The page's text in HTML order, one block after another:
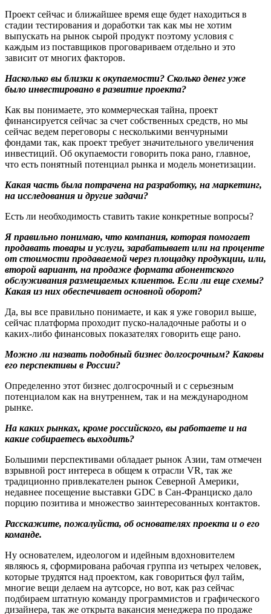
Проект сейчас и ближайшее время еще будет находиться в
стадии тестирования и доработки так как мы не хотим
выпускать на рынок сырой продукт поэтому условия с
каждым из поставщиков проговариваем отдельно и это
зависит от многих факторов.
Насколько вы близки к окупаемости? Сколько денег уже
было инвестировано в развитие проекта?
Как вы понимаете, это коммерческая тайна, проект
финансируется сейчас за счет собственных средств, но мы
сейчас ведем переговоры с несколькими венчурными
фондами так, как проект требует значительного увеличения
инвестиций. Об окупаемости говорить пока рано, главное,
что есть понятный потенциал рынка и модель монетизации.
Какая часть была потрачена на разработку, на маркетинг,
на исследования и другие задачи?
Есть ли необходимость ставить такие конкретные вопросы?
Я правильно понимаю, что компания, которая помогает
продавать товары и услуги, зарабатывает или на проценте
от стоимости продаваемой через площадку продукции, или,
второй вариант, на продаже формата абонентского
обслуживания размещаемых клиентов. Если ли еще схемы?
Какая из них обеспечивает основной оборот?
Да, вы все правильно понимаете, и как я уже говорил выше,
сейчас платформа проходит пуско-наладочные работы и о
каких-либо финансовых показателях говорить еще рано.
Можно ли назвать подобный бизнес долгосрочным? Каковы
его перспективы в России?
Определенно этот бизнес долгосрочный и с серьезным
потенциалом как на внутреннем, так и на международном
рынке.
На каких рынках, кроме российского, вы работаете и на
какие собираетесь выходить?
Большими перспективами обладает рынок Азии, там отмечен
взрывной рост интереса в общем к отрасли VR, так же
традиционно привлекателен рынок Северной Америки,
недавнее посещение выставки GDC в Сан-Франциско дало
порцию позитива и множество заинтересованных контактов.
Расскажите, пожалуйста, об основателях проекта и о его
команде.
Ну основателем, идеологом и идейным вдохновителем
являюсь я, сформирована рабочая группа из четырех человек,
которые трудятся над проектом, как говориться фул тайм,
многие вещи делаем на аутсорсе, но вот, как раз сейчас
подбираем штатную команду программистов и графического
дизайнера, так же открыта вакансия менеджера по продаже